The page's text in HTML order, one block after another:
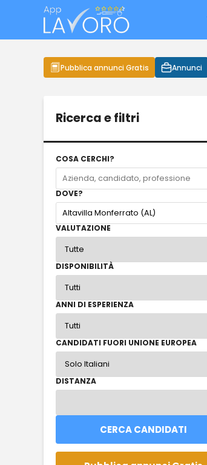
Pubblica annunci Gratis Annunci
Ricerca e filtri
COSA CERCHI?
DOVE?
VALUTAZIONE
DISPONIBILITÀ
ANNI DI ESPERIENZA
CANDIDATI FUORI UNIONE EUROPEA
DISTANZA